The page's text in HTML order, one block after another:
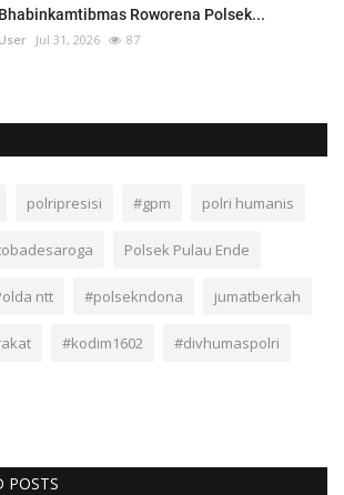
Bhabinkamtibmas Roworena Polsek...
User Jul 31, 2026 87
polripresisi #gpm polri humanis
Polsek Pulau Ende
ntt #polsekndona jumatberkah
#kodim1602 #divhumaspolri
POSTS